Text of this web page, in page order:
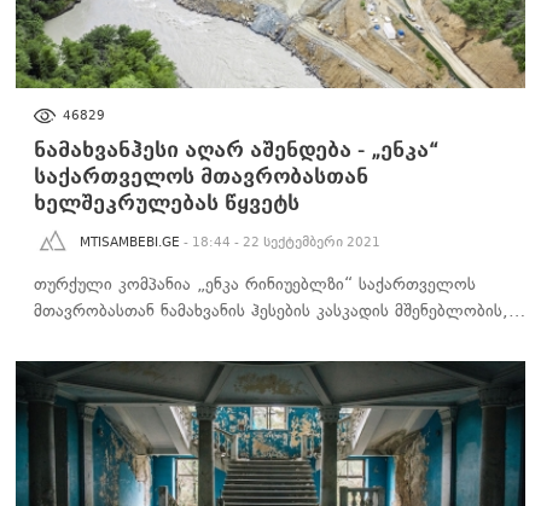
46829
ნამახვანჰესი აღარ აშენდება - „ენკა“
საქართველოს მთავრობასთან
ხელშეკრულებას წყვეტს
MTISAMBEBI.GE - 18:44 - 22 სექტემბერი 2021
თურქული კომპანია „ენკა რინიუებლზი“ საქართველოს
მთავრობასთან ნამახვანის ჰესების კასკადის მშენებლობის,…